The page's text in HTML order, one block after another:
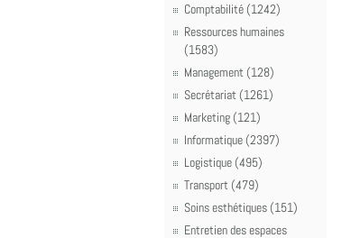
Comptabilité (1242)
Ressources humaines
(1583)
Management (128)
Secrétariat (1261)
Marketing (121)
Informatique (2397)
Logistique (495)
Transport (479)
Soins esthétiques (151)
Entretien des espaces